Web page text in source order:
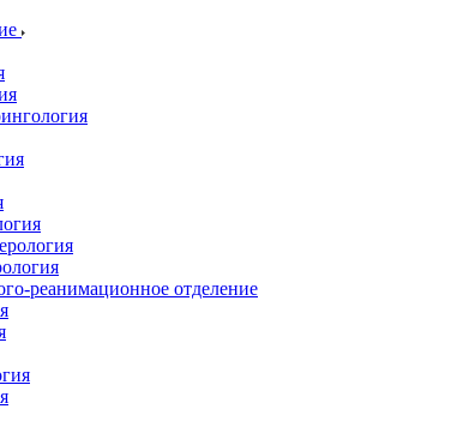
реанимационное отделение